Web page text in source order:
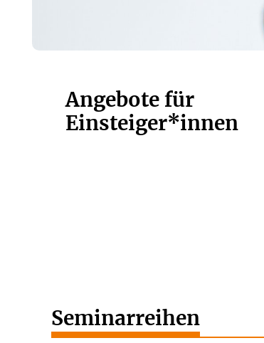
Angebote für
Einsteiger*innen
Seminarreihen